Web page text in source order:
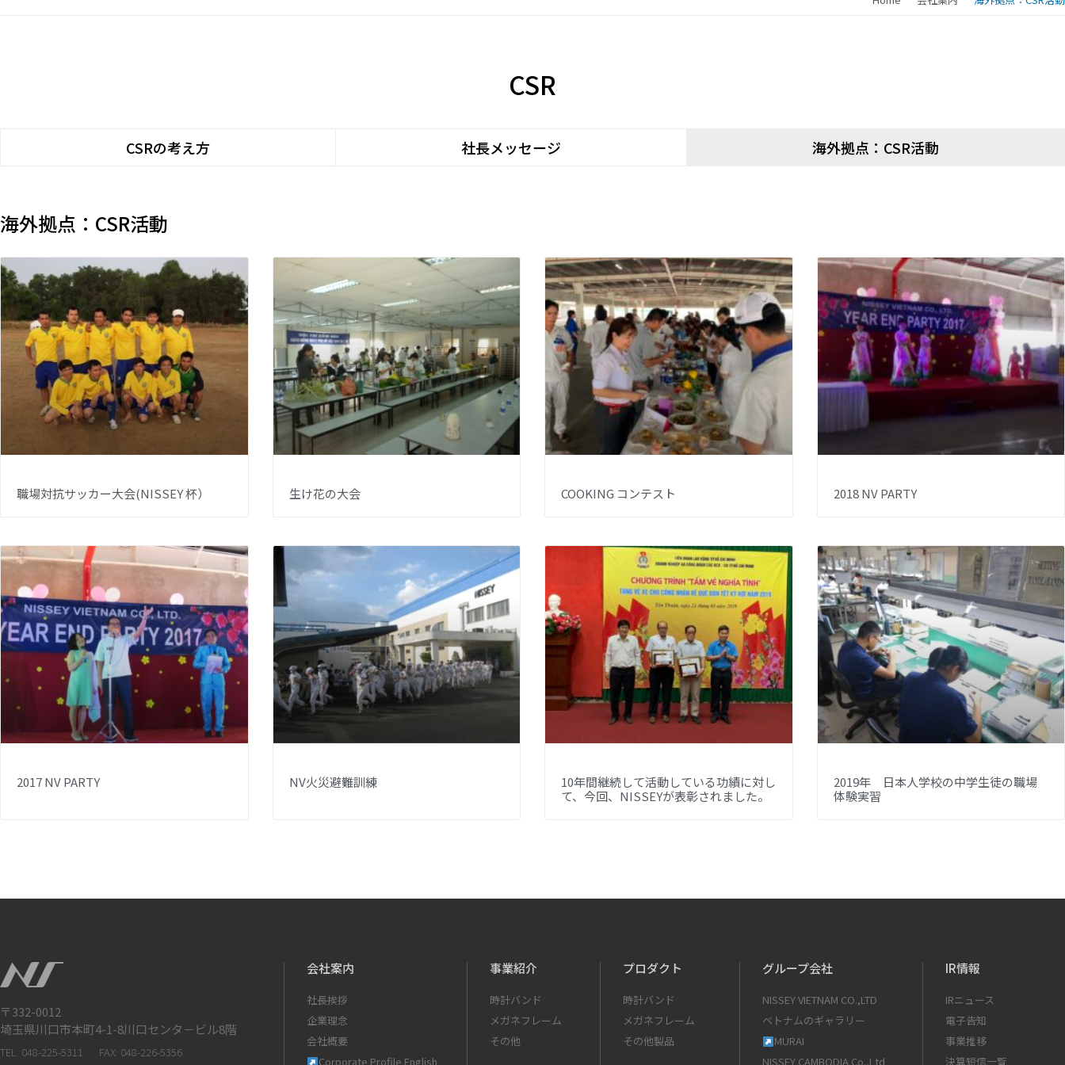
CSR
CSRの考え方 社長メッセージ 海外拠点：CSR活動
海外拠点：CSR活動
職場対抗サッカー大会(NISSEY 杯） 生け花の大会 COOKING コンテスト 2018 NV PARTY
2017 NV PARTY NV火災避難訓練
10年間継続して活動している功績に対し
て、今回、NISSEYが表彰されました。
2019年 日本人学校の中学生徒の職場
体験実習
〒332-0012
埼玉県川口市本町4-1-8川口センタ－ビル8階
TEL: 048-225-5311 FAX: 048-226-5356
会社案内
社長挨拶
企業理念
会社概要
Corporate Profile English
事業紹介
時計バンド
メガネフレーム
その他
プロダクト
時計バンド
メガネフレーム
その他製品
グループ会社
NISSEY VIETNAM CO.,LTD
ベトナムのギャラリー
MURAI
NISSEY CAMBODIA Co.,Ltd
IR情報
IRニュース
電子告知
事業推移
決算短信一覧